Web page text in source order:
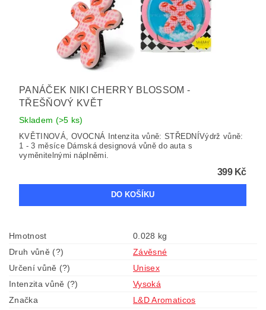
PANÁČEK NIKI CHERRY BLOSSOM -
TŘEŠŇOVÝ KVĚT
Skladem (>5 ks)
KVĚTINOVÁ, OVOCNÁ Intenzita vůně: STŘEDNÍVýdrž vůně:
1 - 3 měsíce Dámská designová vůně do auta s
vyměnitelnými náplněmi.
399 Kč
Hmotnost
0.028 kg
Druh vůně (?)
Závěsné
Určení vůně (?)
Unisex
Intenzita vůně (?)
Vysoká
Značka
L&D Aromaticos